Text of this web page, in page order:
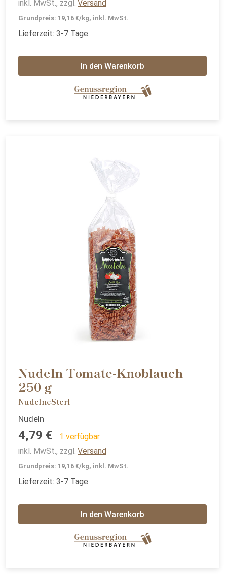
inkl. MwSt., zzgl. Versand
Grundpreis: 19,16 €/kg, inkl. MwSt.
Lieferzeit: 3-7 Tage
In den Warenkorb
Nudeln Tomate-Knoblauch
250 g
NudelneSterl
Nudeln
4,79 €
1 verfügbar
inkl. MwSt., zzgl. Versand
Grundpreis: 19,16 €/kg, inkl. MwSt.
Lieferzeit: 3-7 Tage
In den Warenkorb